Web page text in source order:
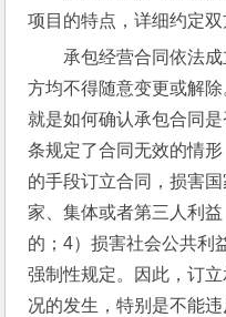
项目的特点，详细约定双
承包经营合同依法
方均不得随意变更或解
就是如何确认承包合同
条规定了合同无效的情
的手段订立合同，损害
家、集体或者第三人利
的；4）损害社会公共利
强制性规定。因此，订
况的发生，特别是不能